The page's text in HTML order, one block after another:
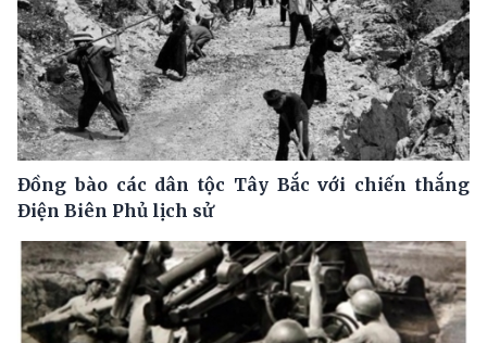
Đồng bào các dân tộc Tây Bắc với chiến thắng
Điện Biên Phủ lịch sử